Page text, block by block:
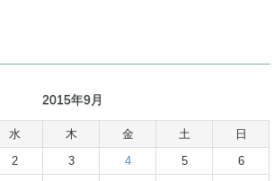
2015年9月
水 木 金 土
日
2 3 4 5
6